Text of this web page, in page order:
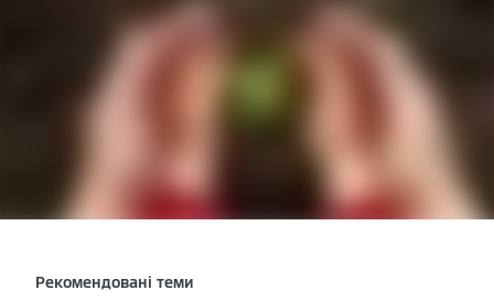
Рекомендовані теми